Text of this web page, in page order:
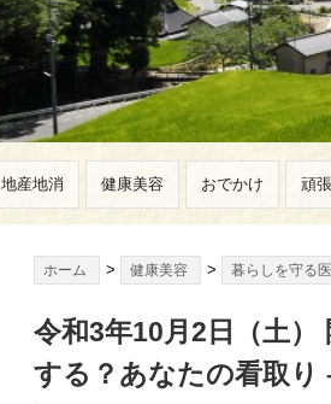
地産地消 健康美容 おでかけ 頑
ホーム > 健康美容 > 暮らしを守る
令和3年10月2日（土
する？あなたの看取り